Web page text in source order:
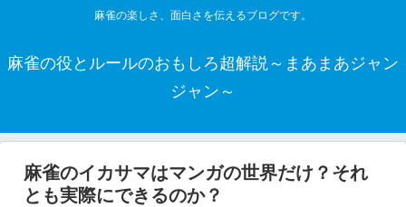
麻雀の楽しさ、面白さを伝えるブログです。
麻雀の役とルールのおもしろ超解説～まあまあジャン
ジャン～
麻雀のイカサマはマンガの世界だけ？それ
とも実際にできるのか？